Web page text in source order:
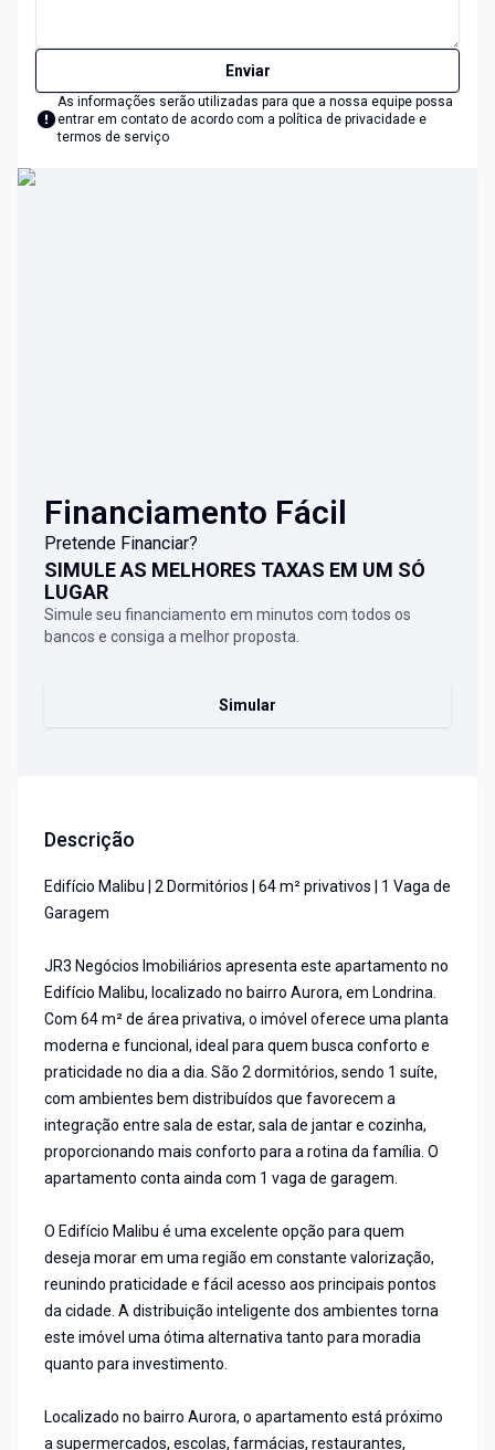
Enviar
As informações serão utilizadas para que a nossa equipe possa
entrar em contato de acordo com a política de privacidade e
termos de serviço
Financiamento Fácil
Pretende Financiar?
SIMULE AS MELHORES TAXAS EM UM SÓ
LUGAR
Simule seu financiamento em minutos com todos os
bancos e consiga a melhor proposta.
Simular
Descrição
Edifício Malibu | 2 Dormitórios | 64 m² privativos | 1 Vaga de
Garagem
JR3 Negócios Imobiliários apresenta este apartamento no
Edifício Malibu, localizado no bairro Aurora, em Londrina.
Com 64 m² de área privativa, o imóvel oferece uma planta
moderna e funcional, ideal para quem busca conforto e
praticidade no dia a dia. São 2 dormitórios, sendo 1 suíte,
com ambientes bem distribuídos que favorecem a
integração entre sala de estar, sala de jantar e cozinha,
proporcionando mais conforto para a rotina da família. O
apartamento conta ainda com 1 vaga de garagem.
O Edifício Malibu é uma excelente opção para quem
deseja morar em uma região em constante valorização,
reunindo praticidade e fácil acesso aos principais pontos
da cidade. A distribuição inteligente dos ambientes torna
este imóvel uma ótima alternativa tanto para moradia
quanto para investimento.
Localizado no bairro Aurora, o apartamento está próximo
a supermercados, escolas, farmácias, restaurantes,